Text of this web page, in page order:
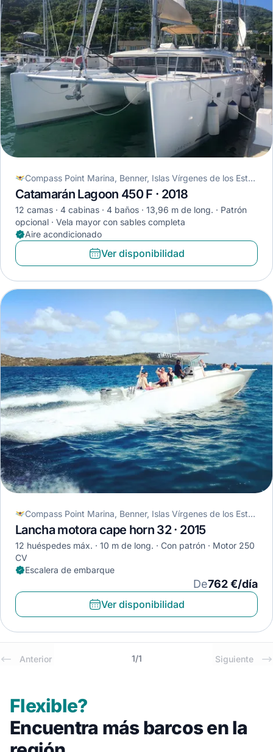
Compass Point Marina, Benner, Islas Vírgenes de los Estados Unidos
Catamarán Lagoon 450 F · 2018
12 camas 4 cabinas 4 baños 13,96 m de long.
Patrón
opcional
Vela mayor con sables completa
Aire acondicionado
Ver disponibilidad
Compass Point Marina, Benner, Islas Vírgenes de los Estados Unidos
Lancha motora cape horn 32 · 2015
12 huéspedes máx. 10 m de long. Con patrón
Motor 250
CV
Escalera de embarque
De762 €/día
Ver disponibilidad
Anterior 1/1 Siguiente
Flexible?
Encuentra más barcos en la